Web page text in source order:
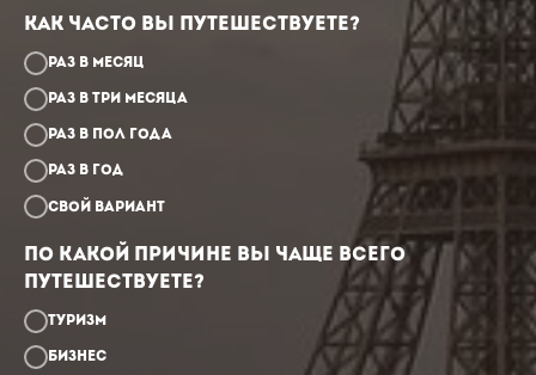
Как часто Вы путешествуете?
Раз в месяц
Раз в три месяца
Раз в пол года
Раз в год
Свой вариант
По какой причине вы чаще всего
путешествуете?
Туризм
Бизнес